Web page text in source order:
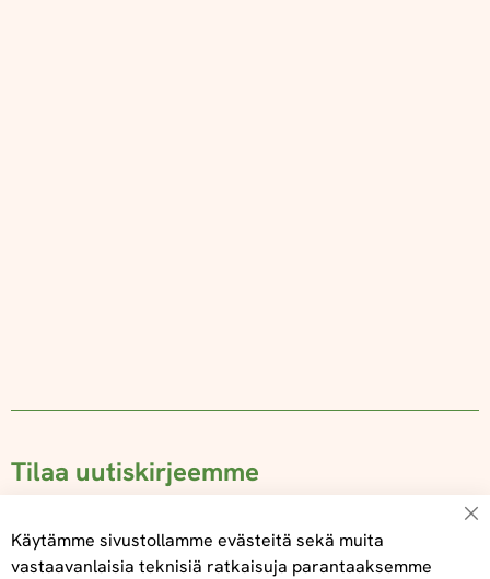
Tilaa uutiskirjeemme
Käytämme sivustollamme evästeitä sekä muita
vastaavanlaisia teknisiä ratkaisuja parantaaksemme